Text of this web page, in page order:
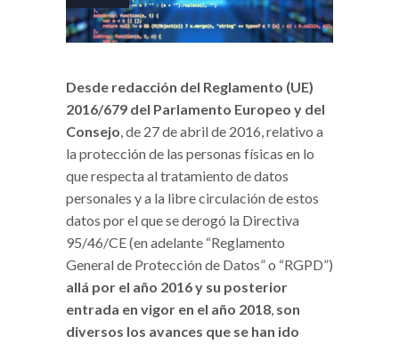
Desde redacción del Reglamento (UE)
2016/679 del Parlamento Europeo y del
Consejo, de 27 de abril de 2016, relativo a
la protección de las personas físicas en lo
que respecta al tratamiento de datos
personales y a la libre circulación de estos
datos por el que se derogó la Directiva
95/46/CE (en adelante “Reglamento
General de Protección de Datos” o “RGPD”)
allá por el año 2016 y su posterior
entrada en vigor en el año 2018, son
diversos los avances que se han ido